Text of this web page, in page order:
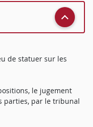
de statuer sur les
le jugement
parties, par le tribunal